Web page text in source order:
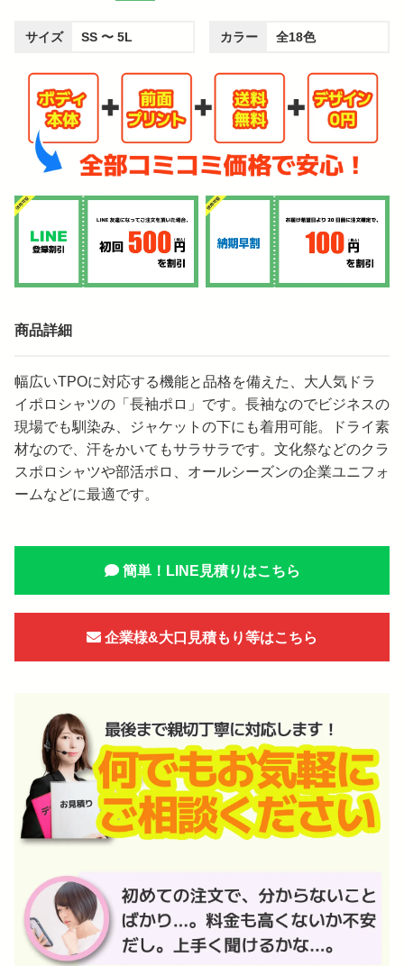
サイズ SS 〜 5L カラー 全18色
商品詳細
幅広いTPOに対応する機能と品格を備えた、大人気ドラ
イポロシャツの「長袖ポロ」です。長袖なのでビジネスの
現場でも馴染み、ジャケットの下にも着用可能。ドライ素
材なので、汗をかいてもサラサラです。文化祭などのクラ
スポロシャツや部活ポロ、オールシーズンの企業ユニフォ
ームなどに最適です。
簡単！LINE見積りはこちら
企業様&大口見積もり等はこちら